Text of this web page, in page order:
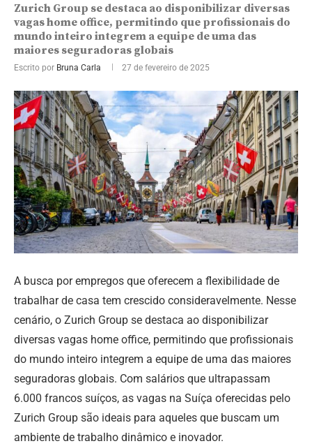
Zurich Group se destaca ao disponibilizar diversas
vagas home office, permitindo que profissionais do
mundo inteiro integrem a equipe de uma das
maiores seguradoras globais
Escrito por Bruna Carla 27 de fevereiro de 2025
A busca por empregos que oferecem a flexibilidade de
trabalhar de casa tem crescido consideravelmente. Nesse
cenário, o Zurich Group se destaca ao disponibilizar
diversas vagas home office, permitindo que profissionais
do mundo inteiro integrem a equipe de uma das maiores
seguradoras globais. Com salários que ultrapassam
6.000 francos suíços, as vagas na Suíça oferecidas pelo
Zurich Group são ideais para aqueles que buscam um
ambiente de trabalho dinâmico e inovador.